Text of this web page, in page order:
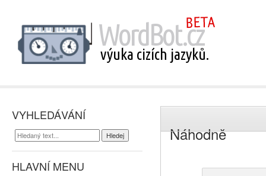
VYHLEDÁVÁNÍ
HLAVNÍ MENU
Náhodně